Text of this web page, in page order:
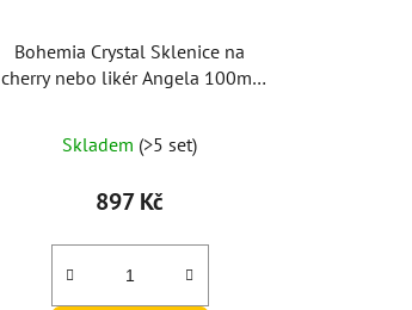
Bohemia Crystal Sklenice na
cherry nebo likér Angela 100ml
Skladem (>5 set)
897 Kč